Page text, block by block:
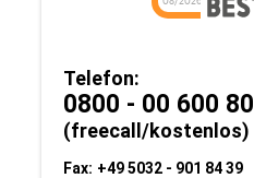
Telefon:
0800 - 00 600 80
(freecall/kostenlos)
Fax: +49 5032 - 901 84 39